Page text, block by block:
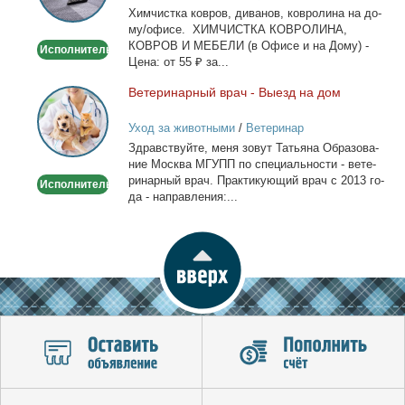
дому/
Исполнитель
Хим­чист­ка ков­ров, ди­ва­нов, ков­ро­ли­на на до­
му/офи­се. ХИМЧИСТКА КОВРОЛИНА,
КОВРОВ И МЕБЕЛИ (в Офи­се и на До­му) -
Це­на: от 55 ₽ за...
Ветеринарный
врач
-
Выезд
дом
Исполнитель
Ве­те­ри­нар­ный врач - Вы­езд на дом
Уход за животными/ Ветеринар
Здрав­ствуй­те, ме­ня зо­вут Та­тья­на Об­ра­зо­ва­
ние Москва МГУПП по спе­ци­аль­но­сти - ве­те­
ри­нар­ный врач. Прак­ти­ку­ю­щий врач с 2013 го­
да - на­прав­ле­ния:...